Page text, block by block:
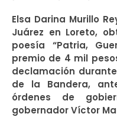
Elsa Darina Murillo
Juárez en Loreto,
poesía “Patria,
premio de 4 mil
declamación
de la Bandera,
órdenes de
gobernador Víctor